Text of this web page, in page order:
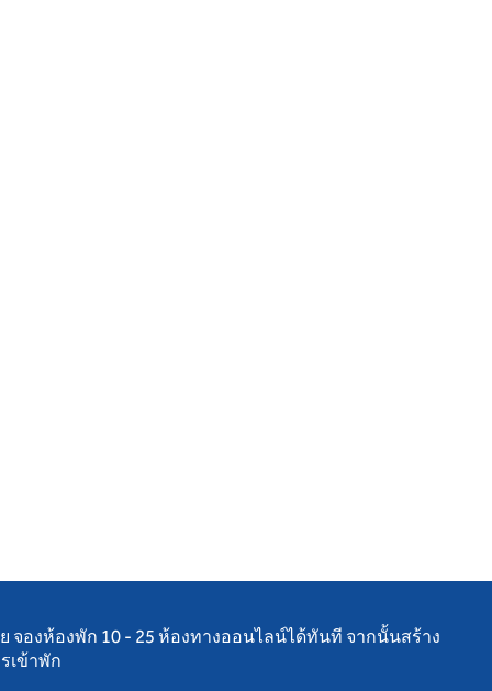
จองห้องพัก 10 - 25 ห้องทางออนไลน์ได้ทันที จากนั้นสร้าง
เข้าพัก